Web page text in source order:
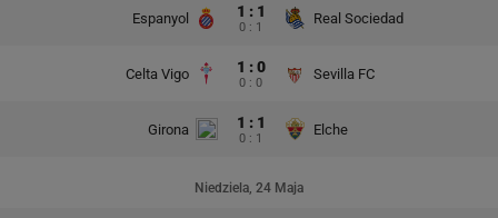
Espanyol 1 : 1
0 : 1
Real Sociedad
Celta Vigo 1 : 0
0 : 0
Sevilla FC
Girona 1 : 1
0 : 1
Elche
Niedziela, 24 Maja